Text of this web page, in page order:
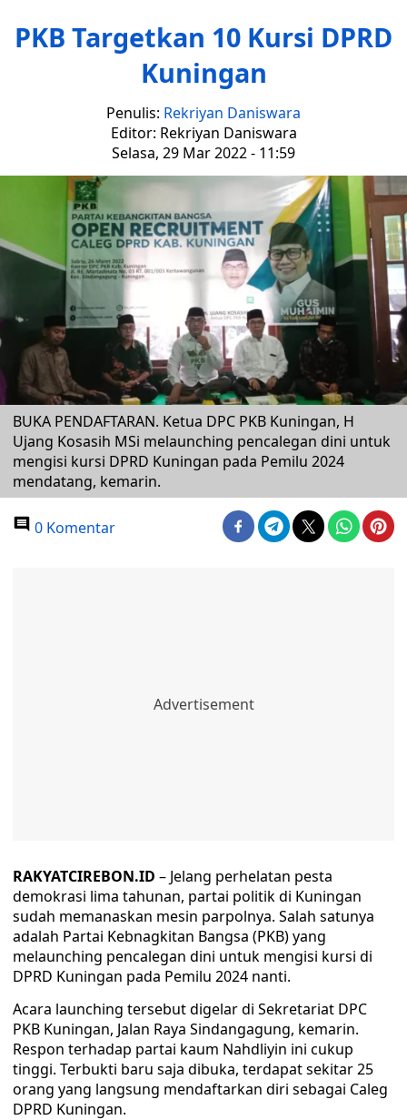
PKB Targetkan 10 Kursi DPRD
Kuningan
Penulis: Rekriyan Daniswara
Editor: Rekriyan Daniswara
Selasa, 29 Mar 2022 - 11:59
BUKA PENDAFTARAN. Ketua DPC PKB Kuningan, H
Ujang Kosasih MSi melaunching pencalegan dini untuk
mengisi kursi DPRD Kuningan pada Pemilu 2024
mendatang, kemarin.
0 Komentar
RAKYATCIREBON.ID – Jelang perhelatan pesta
demokrasi lima tahunan, partai politik di Kuningan
sudah memanaskan mesin parpolnya. Salah satunya
adalah Partai Kebnagkitan Bangsa (PKB) yang
melaunching pencalegan dini untuk mengisi kursi di
DPRD Kuningan pada Pemilu 2024 nanti.
Acara launching tersebut digelar di Sekretariat DPC
PKB Kuningan, Jalan Raya Sindangagung, kemarin.
Respon terhadap partai kaum Nahdliyin ini cukup
tinggi. Terbukti baru saja dibuka, terdapat sekitar 25
orang yang langsung mendaftarkan diri sebagai Caleg
DPRD Kuningan.